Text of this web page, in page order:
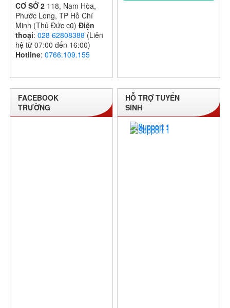
CƠ SỞ 2 118, Nam Hòa,
Phước Long, TP Hồ Chí
Minh (Thủ Đức cũ) Điện
thoại:028 62808388 (Liên
hệ từ 07:00 đến 16:00)
Hotline:0766.109.155
FACEBOOK
TRƯỜNG
HỖ TRỢ TUYỂN
SINH